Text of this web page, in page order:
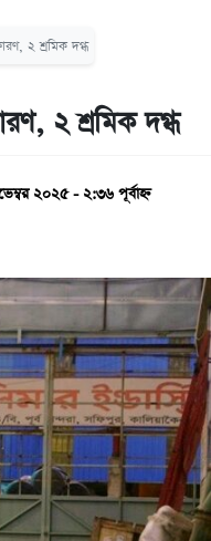
২ শ্রমিক দগ্ধ
২ শ্রমিক দগ্ধ
২০২৫ - ২:৩৬ পূর্বাহ্ন